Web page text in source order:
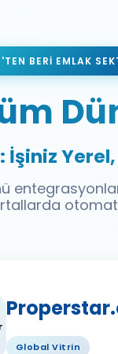
BERI EMLAK
İşiniz
Global Vitrin